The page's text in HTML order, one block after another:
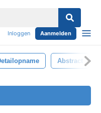
Inloggen Aanmelden
Abstract